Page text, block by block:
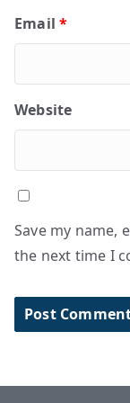
Email*
Website
Save my name,
the next time I